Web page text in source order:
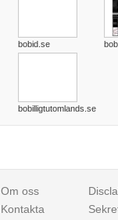
bobid.se
bobilligtutomlands.se
Om oss
Kontakta